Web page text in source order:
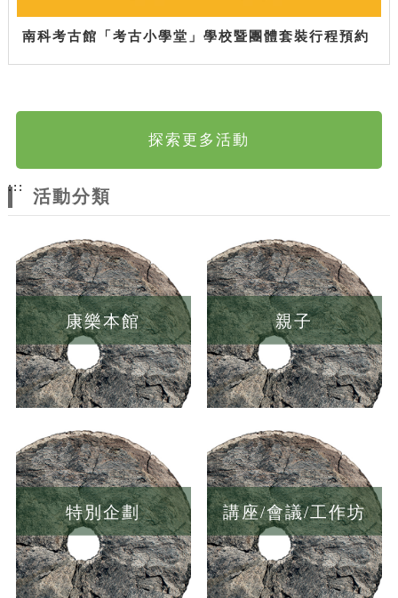
南科考古館「考古小學堂」學校暨團體套裝行程預約
探索更多活動
:::
活動分類
康樂本館 親子
特別企劃 講座/會議/工作坊